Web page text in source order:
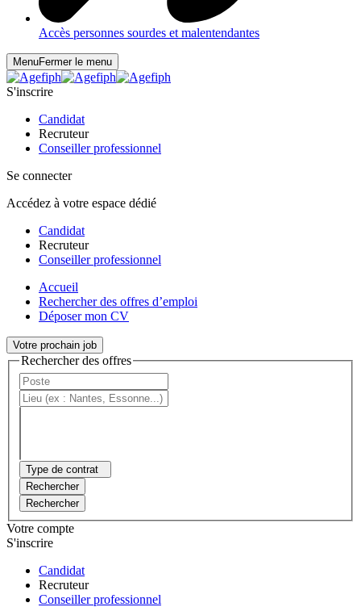
Accès personnes sourdes et malentendantes
MenuFermer le menu
S'inscrire
Candidat
Recruteur
Conseiller professionnel
Se connecter
Accédez à votre espace dédié
Candidat
Recruteur
Conseiller professionnel
Accueil
Rechercher des offres d’emploi
Déposer mon CV
Votre prochain job
Rechercher des offres
Type de contrat
Rechercher
Rechercher
Votre compte
S'inscrire
Candidat
Recruteur
Conseiller professionnel